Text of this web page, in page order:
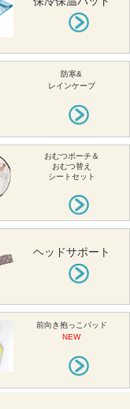
防寒&
レインケープ
おむつポーチ＆
おむつ替え
シートセット
ヘッドサポート
前向き抱っこパッド
NEW